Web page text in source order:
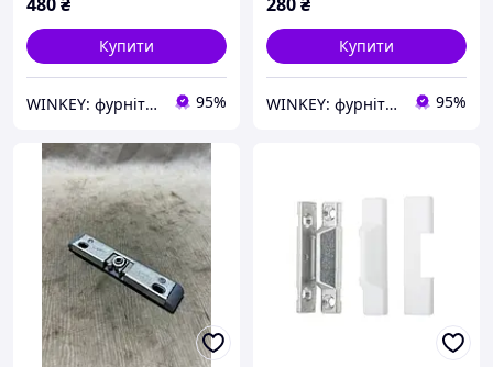
Купити
WINKEY: фурнітура для вікон і дверей 95%
Купити
WINKEY: фурнітура для вікон і дверей 95%